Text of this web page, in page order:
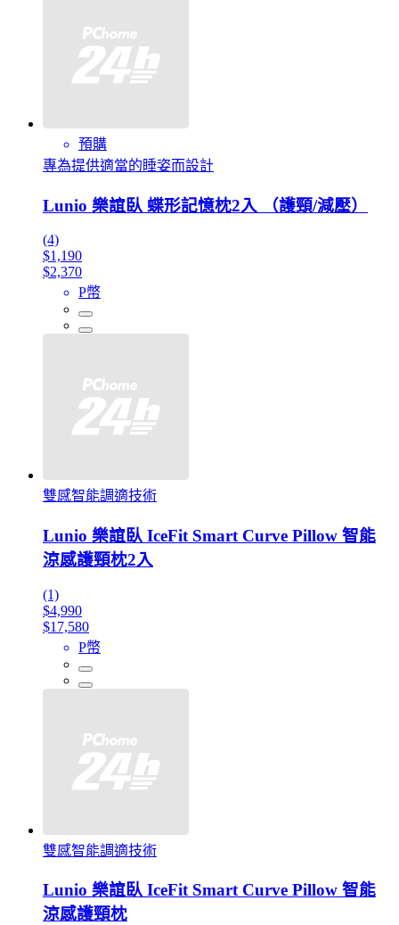
預購
專為提供適當的睡姿而設計
Lunio 樂誼臥 蝶形記憶枕2入 （護頸/減壓）
(4)
$1,190
$2,370
P幣
雙感智能調適技術
Lunio 樂誼臥 IceFit Smart Curve Pillow 智能
涼感護頸枕2入
(1)
$4,990
$17,580
P幣
雙感智能調適技術
Lunio 樂誼臥 IceFit Smart Curve Pillow 智能
涼感護頸枕